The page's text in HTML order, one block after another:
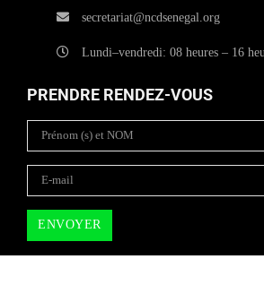
secretariat@ncdsenegal.org
Lundi–vendredi: 08 heures – 16
PRENDRE RENDEZ-VOUS